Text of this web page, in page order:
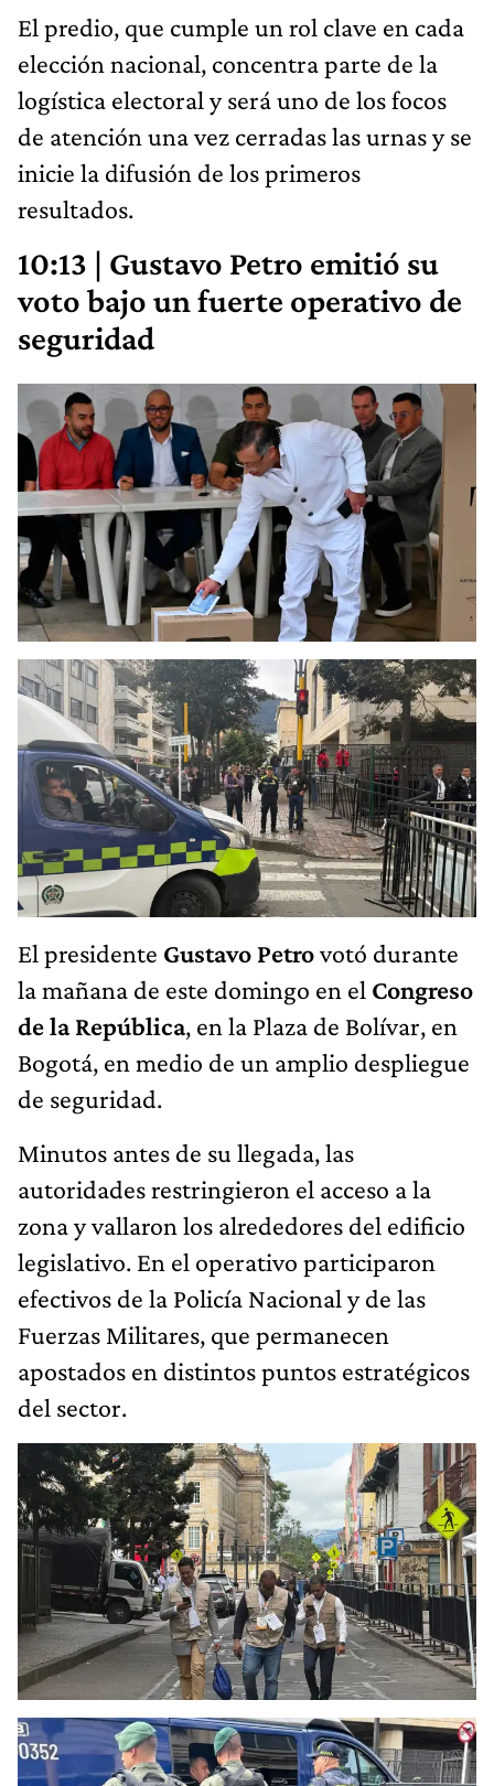
El predio, que cumple un rol clave en cada
elección nacional, concentra parte de la
logística electoral y será uno de los focos
de atención una vez cerradas las urnas y se
inicie la difusión de los primeros
resultados.
10:13 | Gustavo Petro emitió su
voto bajo un fuerte operativo de
seguridad
El presidente Gustavo Petrovotó durante
la mañana de este domingo en el Congreso
de la República, en la Plaza de Bolívar, en
Bogotá, en medio de un amplio despliegue
de seguridad.
Minutos antes de su llegada, las
autoridades restringieron el acceso a la
zona y vallaron los alrededores del edificio
legislativo. En el operativo participaron
efectivos de la Policía Nacional y de las
Fuerzas Militares, que permanecen
apostados en distintos puntos estratégicos
del sector.